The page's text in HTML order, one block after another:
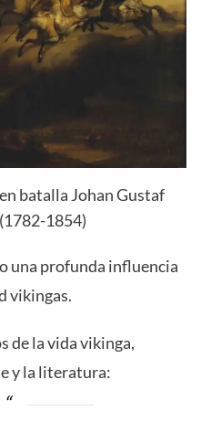
batalla Johan Gustaf
1854)
una profunda influencia
vikingas.
de la vida vikinga,
y la literatura: